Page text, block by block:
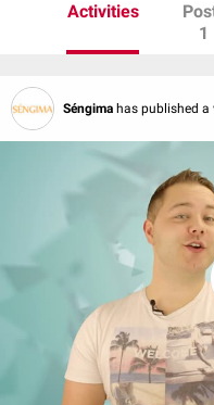
Activities
1
Séngima has published a